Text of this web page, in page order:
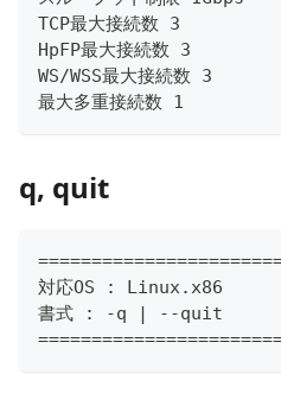
TCP最大接続数 3
HpFP最大接続数 3
WS/WSS最大接続数 3
最大多重接続数 1
q, quit
対応OS : Linux.x86
書式 : -q | --quit